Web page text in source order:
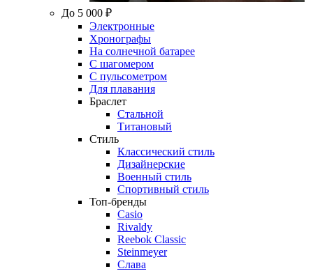
До 5 000 ₽
Электронные
Хронографы
На солнечной батарее
С шагомером
С пульсометром
Для плавания
Браслет
Стальной
Титановый
Стиль
Классический стиль
Дизайнерские
Военный стиль
Спортивный стиль
Топ-бренды
Casio
Rivaldy
Reebok Classic
Steinmeyer
Слава